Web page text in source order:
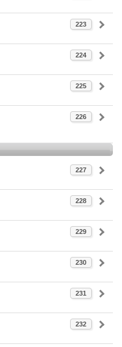
223
224
225
226
227
228
229
230
231
232